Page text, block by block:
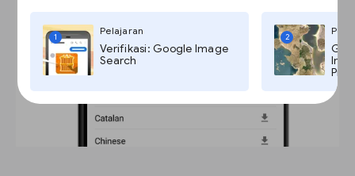
1
Pelajaran
Verifikasi: Google Image
Search
2
Pro,